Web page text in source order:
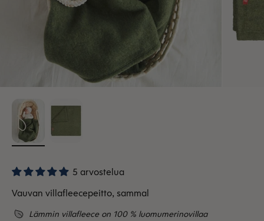
5 arvostelua
Vauvan villafleecepeitto, sammal
Lämmin villafleece on 100 % luomumerinovillaa